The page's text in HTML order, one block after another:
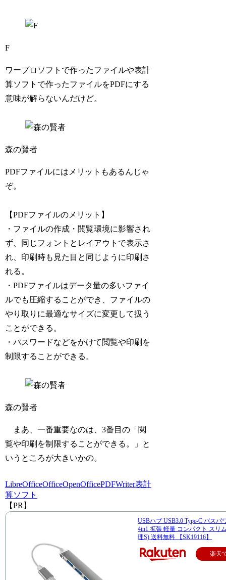
F
ワープロソフトで作ったファイルや表計
算ソフトで作ったファイルをPDFにする
意味が解らないんだけど。
森の賢者
PDFファイルにはメリットもあるんじゃ
ぞ。
【PDFファイルのメリット】
・ファイルの作成・閲覧環境に影響され
ず、同じフォントとレイアウトで表示さ
れ、印刷時も見た目と同じように印刷さ
れる。
・PDFファイルはデータ量の多いファイ
ルでも圧縮することができ、ファイルの
やり取りに最適なサイズに変更して扱う
ことができる。
・パスワードなどをかけて閲覧や印刷を
制限することができる。
森の賢者
まあ、一番重要なのは、3番目の「閲
覧や印刷を制限することができる。」と
いうところが大きいかの。
LibreOfficeOfficeOpenOfficePDFWriter表計
算ソフト
【PR】
USBハブ USB3.0 Type-C バスパ
4in1 拡張 軽量 コンパクト スリ
理S) 送料無料 【SK19116】
楽天